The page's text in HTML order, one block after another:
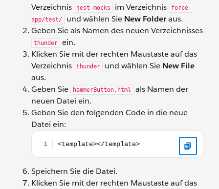
Verzeichnis
jest-mocks im Verzeichnis
force-
app/test/
und wählen Sie New Folderaus.
Geben Sie als Namen des neuen Verzeichnisses
thunder
ein.
Klicken Sie mit der rechten Maustaste auf das
Verzeichnis
thunder und wählen Sie New File
aus.
Geben Sie
hammerButton.html
als Namen der
neuen Datei ein.
Geben Sie den folgenden Code in die neue
Datei ein:
<template></template>
Speichern Sie die Datei.
Klicken Sie mit der rechten Maustaste auf das